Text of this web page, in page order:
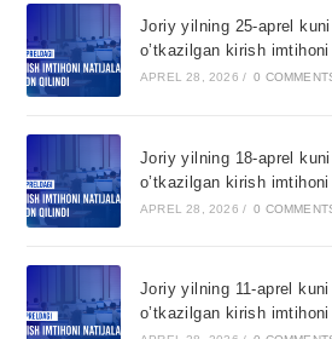
Joriy yilning 25-aprel
o’tkazilgan kirish
APREL 28, 2026 / 0
Joriy yilning 18-aprel
o’tkazilgan kirish
APREL 28, 2026 / 0
Joriy yilning 11-aprel
o’tkazilgan kirish